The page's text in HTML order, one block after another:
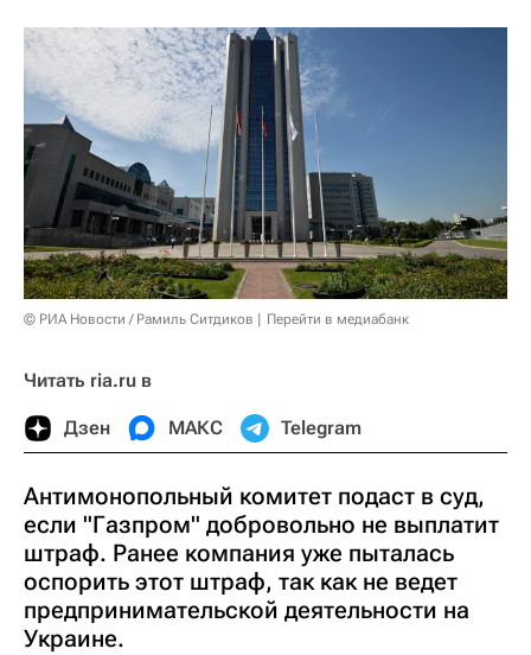
© РИА Новости / Рамиль Ситдиков Перейти в медиабанк
Читать ria.ru в
Дзен МАКС Telegram
Антимонопольный комитет подаст в суд,
если "Газпром" добровольно не выплатит
штраф. Ранее компания уже пыталась
оспорить этот штраф, так как не ведет
предпринимательской деятельности на
Украине.